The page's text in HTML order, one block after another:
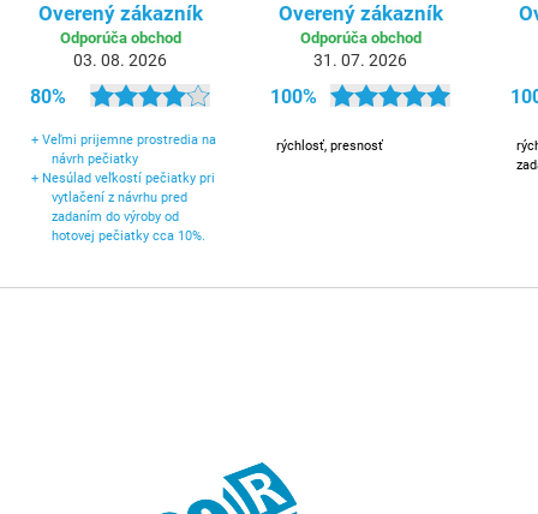
Overený zákazník
Odporúča obchod
03. 08. 2026
80%
+ Veľmi prijemne prostredia na
návrh pečiatky
+ Nesúlad veľkostí pečiatky pri
vytlačení z návrhu pred
zadaním do výroby od
hotovej pečiatky cca 10%.
Overený zákazník
Odporúča obchod
31. 07. 2026
100%
rýchlosť, presnosť